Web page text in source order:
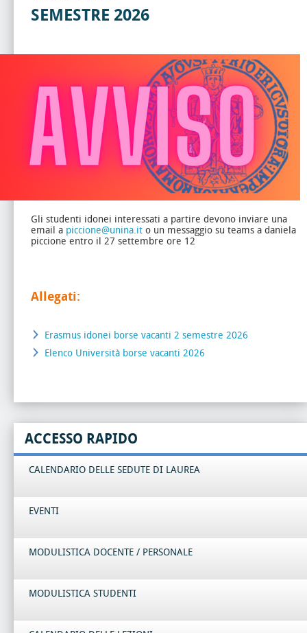
SEMESTRE 2026
Gli studenti idonei interessati a partire devono inviare una
email a piccione@unina.it o un messaggio su teams a daniela
piccione entro il 27 settembre ore 12
Allegati:
Erasmus idonei borse vacanti 2 semestre 2026
Elenco Università borse vacanti 2026
ACCESSO RAPIDO
CALENDARIO DELLE SEDUTE DI LAUREA
EVENTI
MODULISTICA DOCENTE / PERSONALE
MODULISTICA STUDENTI